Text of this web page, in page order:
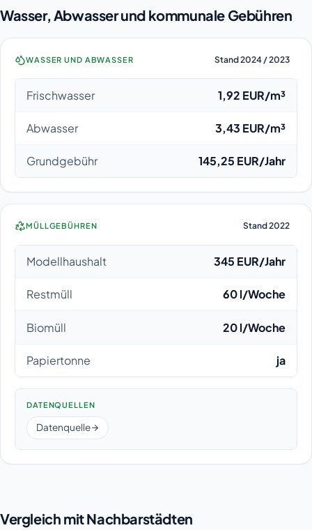
Wasser, Abwasser und kommunale Gebühren
WASSER UND ABWASSER Stand 2024 / 2023
Frischwasser 1,92 EUR/m³
Abwasser 3,43 EUR/m³
Grundgebühr 145,25 EUR/Jahr
MÜLLGEBÜHREN Stand 2022
Modellhaushalt 345 EUR/Jahr
Restmüll 60 l/Woche
Biomüll 20 l/Woche
Papiertonne ja
DATENQUELLEN
Datenquelle
Vergleich mit Nachbarstädten